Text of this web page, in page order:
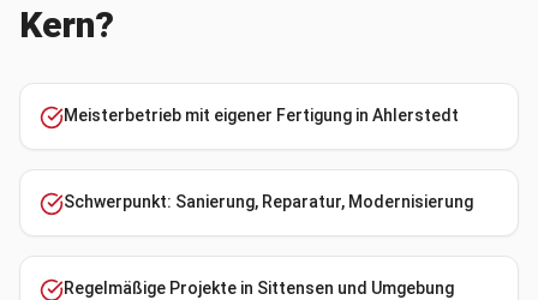
Kern?
Meisterbetrieb mit eigener Fertigung in Ahlerstedt
Schwerpunkt: Sanierung, Reparatur, Modernisierung
Regelmäßige Projekte in Sittensen und Umgebung